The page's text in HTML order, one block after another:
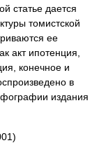
статье дается
томистской
ее
акт ипотенция,
конечное и
в
издания